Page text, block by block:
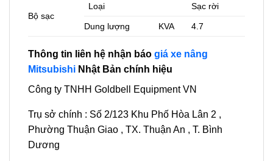
Bộ sạc
Loại Sạc rời
Dung lượng KVA 4.7
Thông tin liên hệ nhận báo giá xe nâng
Mitsubishi Nhật Bản chính hiệu
Công ty TNHH Goldbell Equipment VN
Trụ sở chính : Số 2/123 Khu Phố Hòa Lân 2 ,
Phường Thuận Giao , TX. Thuận An , T. Bình
Dương